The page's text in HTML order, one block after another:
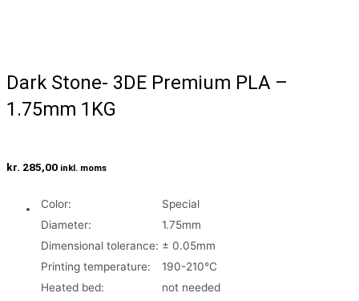
Dark Stone- 3DE Premium PLA –
1.75mm 1KG
kr. 285,00 inkl. moms
Color:
Special
Diameter:
1.75mm
Dimensional tolerance: ± 0.05mm
Printing temperature:
190-210°C
Heated bed:
not needed